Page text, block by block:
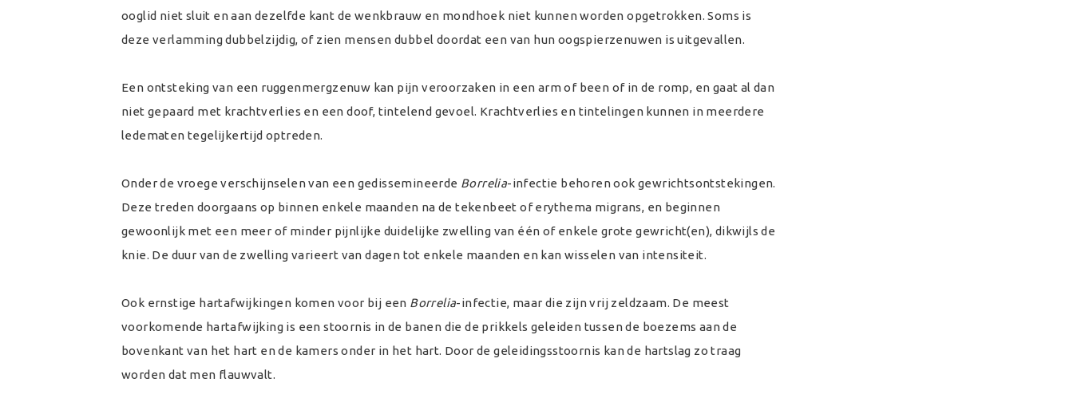
ooglid niet sluit en aan dezelfde kant de wenkbrauw en mondhoek niet kunnen worden opgetrokken. Soms is
deze verlamming dubbelzijdig, of zien mensen dubbel doordat een van hun oogspierzenuwen is uitgevallen.
Een ontsteking van een ruggenmergzenuw kan pijn veroorzaken in een arm of been of in de romp, en gaat al dan
niet gepaard met krachtverlies en een doof, tintelend gevoel. Krachtverlies en tintelingen kunnen in meerdere
ledematen tegelijkertijd optreden.
Onder de vroege verschijnselen van een gedissemineerde Borrelia-infectie behoren ook gewrichtsontstekingen.
Deze treden doorgaans op binnen enkele maanden na de tekenbeet of erythema migrans, en beginnen
gewoonlijk met een meer of minder pijnlijke duidelijke zwelling van één of enkele grote gewricht(en), dikwijls de
knie. De duur van de zwelling varieert van dagen tot enkele maanden en kan wisselen van intensiteit.
Ook ernstige hartafwijkingen komen voor bij een Borrelia-infectie, maar die zijn vrij zeldzaam. De meest
voorkomende hartafwijking is een stoornis in de banen die de prikkels geleiden tussen de boezems aan de
bovenkant van het hart en de kamers onder in het hart. Door de geleidingsstoornis kan de hartslag zo traag
worden dat men flauwvalt.